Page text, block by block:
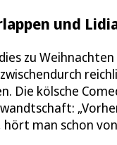
und
zu
Die kölsche
man schon